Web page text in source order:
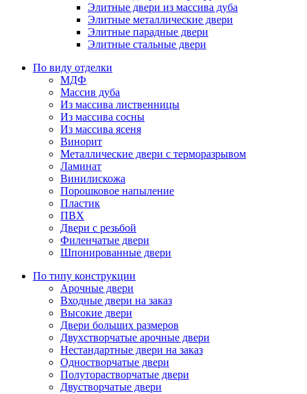
Элитные двери из массива дуба
Элитные металлические двери
Элитные парадные двери
Элитные стальные двери
По виду отделки
МДФ
Массив дуба
Из массива лиственницы
Из массива сосны
Из массива ясеня
Винорит
Металлические двери с терморазрывом
Ламинат
Винилискожа
Порошковое напыление
Пластик
ПВХ
Двери с резьбой
Филенчатые двери
Шпонированные двери
По типу конструкции
Арочные двери
Входные двери на заказ
Высокие двери
Двери больших размеров
Двухстворчатые арочные двери
Нестандартные двери на заказ
Одностворчатые двери
Полуторастворчатые двери
Двустворчатые двери